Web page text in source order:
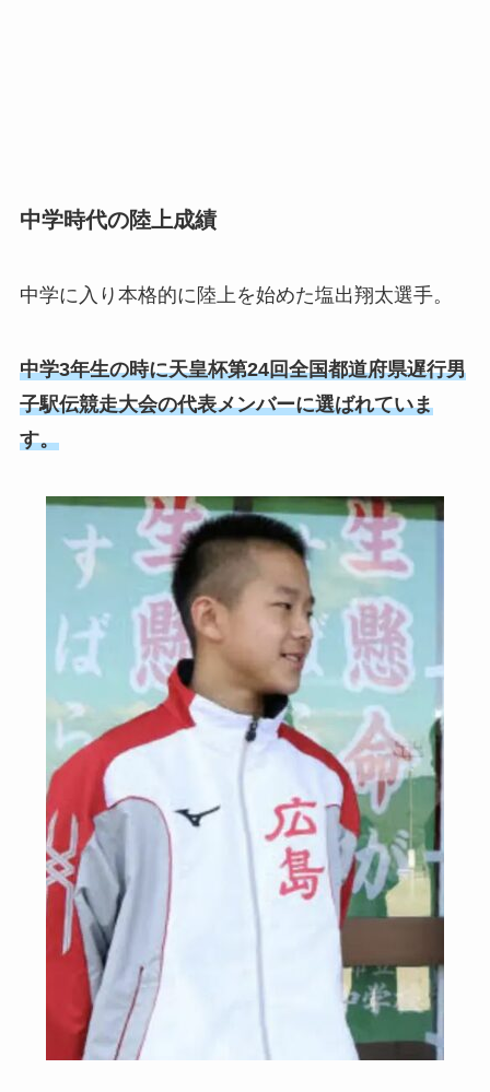
中学時代の陸上成績
中学に入り本格的に陸上を始めた塩出翔太選手。
中学3年生の時に天皇杯第24回全国都道府県遅行男
子駅伝競走大会の代表メンバーに選ばれていま
す。